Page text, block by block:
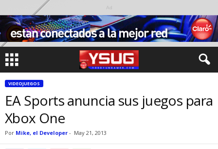
Ad
VIDEOJUEGOS
EA Sports anuncia sus juegos para
Xbox One
Por Mike, el Developer - May 21, 2013